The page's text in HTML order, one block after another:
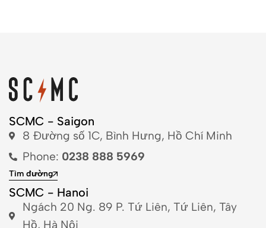
SCMC - Saigon
8 Đường số 1C, Bình Hưng, Hồ Chí Minh
Phone: 0238 888 5969
Tìm đường
SCMC - Hanoi
Ngách 20 Ng. 89 P. Tứ Liên, Tứ Liên, Tây
Hồ, Hà Nội